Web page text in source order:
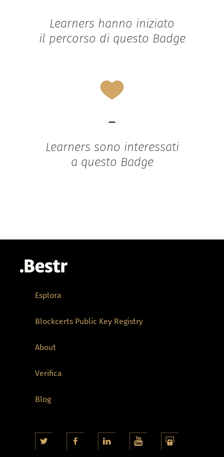
Learners hanno iniziato
il percorso di questo Badge
-
Learners sono interessati
a questo Badge
Esplora
Blockcerts Public Key Registry
About
Verifica
Blog